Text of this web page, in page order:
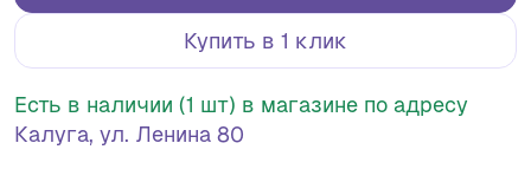
Купить в 1 клик
Есть в наличии (1 шт) в магазине по адресу
Калуга, ул. Ленина 80